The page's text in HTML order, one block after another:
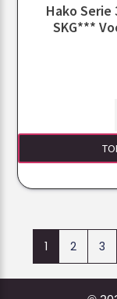
Hako
SKG***
1 2 3